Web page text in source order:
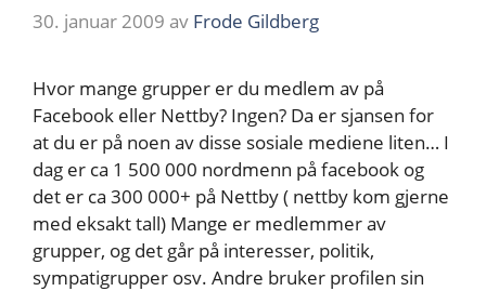
30. januar 2009 av Frode Gildberg
Hvor mange grupper er du medlem av på
Facebook eller Nettby? Ingen? Da er sjansen for
at du er på noen av disse sosiale mediene liten… I
dag er ca 1 500 000 nordmenn på facebook og
det er ca 300 000+ på Nettby ( nettby kom gjerne
med eksakt tall) Mange er medlemmer av
grupper, og det går på interesser, politik,
sympatigrupper osv. Andre bruker profilen sin